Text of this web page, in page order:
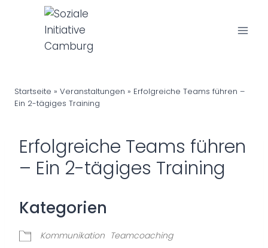
Startseite » Veranstaltungen » Erfolgreiche Teams führen –
Ein 2-tägiges Training
Erfolgreiche Teams führen
– Ein 2-tägiges Training
Kommunikation Teamcoaching